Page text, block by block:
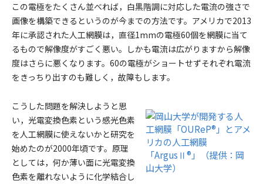
この電極をたくさん並べれば，白黒階調に対応した電流の強さで
画像を構築できるというのが今までの方法です。アメリカで2013
年に承認された人工網膜は，直径1mmの電極60個を網膜に当て
るもので解像度がすごく悪い。しかも電流は広がりますから解像
度はさらに悪くなります。60の電極がショートせずそれぞれ電流
をきっちり出すのも難しく，故障もします。
こうした問題を解決しようと思
い，光電変換色素という感光色素
を人工網膜に使えないかと研究を
始めたのが2000年頃です。原理
としては，何か薄い面に光電変換
色素を離れないように化学結合し